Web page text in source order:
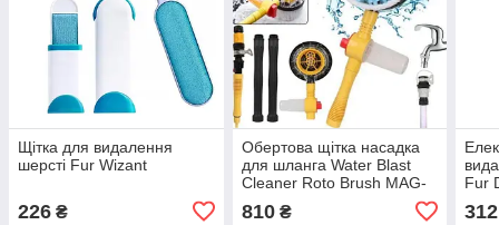
Щітка для видалення
шерсті Fur Wizant
226 ₴
Обертова щітка насадка
для шланга Water Blast
Cleaner Roto Brush MAG-
810₴
Fur
312